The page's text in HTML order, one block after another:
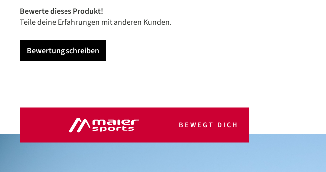
Bewerte dieses Produkt!
Teile deine Erfahrungen mit anderen Kunden.
Bewertung schreiben
BEWEGT DICH